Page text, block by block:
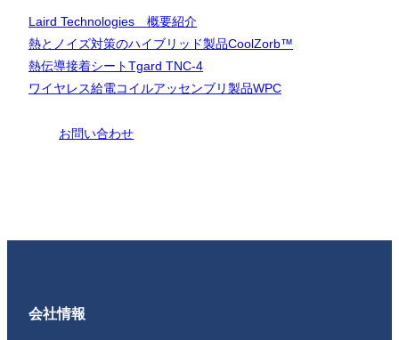
Laird Technologies 概要紹介
熱とノイズ対策のハイブリッド製品CoolZorb™
熱伝導接着シートTgard TNC-4
ワイヤレス給電コイルアッセンブリ製品WPC
お問い合わせ
会社情報